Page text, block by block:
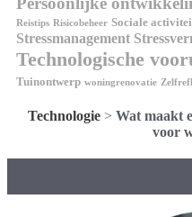
Reistips Risicobeheer Sociale
Stressmanagement
Technologische
Tuinontwerp woningrenovatie
Technologie > Wat maakt
voor